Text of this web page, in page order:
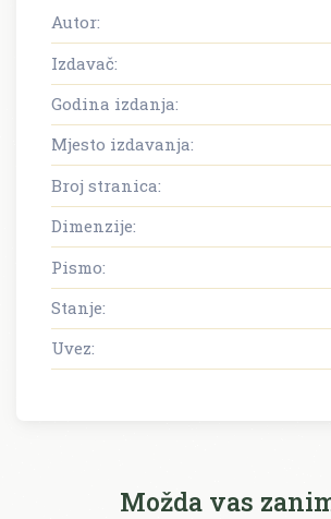
Autor:
Izdavač:
Godina izdanja:
Mjesto izdavanja:
Broj stranica:
Dimenzije:
Pismo:
Stanje:
Uvez:
Možda vas